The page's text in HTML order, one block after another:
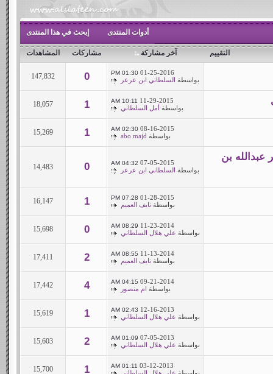
أدوات المنتدى إبحث في هذا المنتدى
التقييم آخر مشاركة مشاركات المشاهدات
01-25-2016
01:30 PM
بواسطة السلطاني ابن عرعر 0
147,832
11-29-2015
10:11 AM
بواسطة أمل السلطاني 1
18,057
08-16-2015
02:30 AM
بواسطة abo majd
1
15,269
عبدالله بن 07-05-2015
04:32 AM
بواسطة السلطاني ابن عرعر 0
14,483
01-28-2015
07:28 PM
بواسطة نايف العميم 1
16,147
11-23-2014
08:29 AM
بواسطة علي هلال السلطاني 0
15,698
11-13-2014
08:55 AM
بواسطة نايف العميم 2
17,411
09-21-2014
04:15 AM
بواسطة ام منصور 4
17,442
12-16-2013
02:43 AM
بواسطة علي هلال السلطاني 1
15,619
07-05-2013
01:09 AM
بواسطة علي هلال السلطاني 2
15,603
03-12-2013
01:11 AM
1
15,700